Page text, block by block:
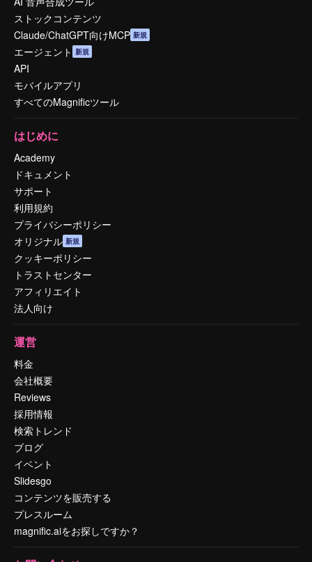
ストックコンテンツ
Claude/ChatGPT向けMCP 新規
エージェント 新規
API
モバイルアプリ
すべてのMagnificツール
はじめに
Academy
ドキュメント
サポート
利用規約
プライバシーポリシー
オリジナル 新規
クッキーポリシー
トラストセンター
アフィリエイト
法人向け
運営
料金
会社概要
Reviews
採用情報
検索トレンド
ブログ
イベント
Slidesgo
コンテンツを販売する
プレスルーム
magnific.aiをお探しですか？